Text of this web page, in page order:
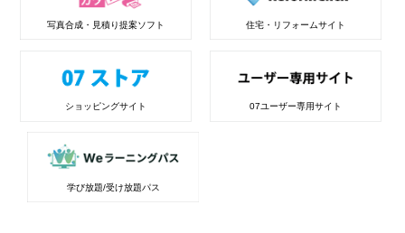
写真合成・見積り提案ソフト 住宅・リフォームサイト
ショッピングサイト 07ユーザー専用サイト
学び放題/受け放題パス